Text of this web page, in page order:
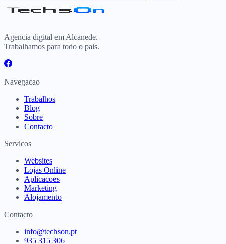
Agencia digital em Alcanede.
Trabalhamos para todo o pais.
Navegacao
Trabalhos
Blog
Sobre
Contacto
Servicos
Websites
Lojas Online
Aplicacoes
Marketing
Alojamento
Contacto
info@techson.pt
935 315 306